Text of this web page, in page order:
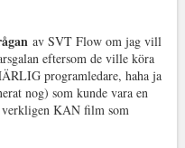
av SVT Flow om jag vill
eftersom de ville köra
programledare, haha ja
nog) som kunde vara en
verkligen KAN film som